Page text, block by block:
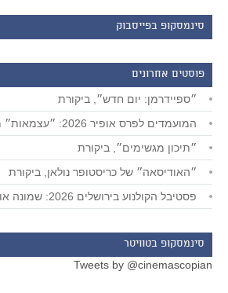
סינמסקופ בפייסבוק
פוסטים אחרונים
״ספיידרמן: יום חדש״, ביקורת
המועמדים לפרס אופיר 2026: ״עצמאות״ מוביל
״תיכון מגשימים״, ביקורת
״האודיסאה״ של כריסטופר נולאן, ביקורת
פסטיבל הקולנוע בירושלים 2026: שמונה או תשע המלצות
סינמסקופ בטוויטר
Tweets by @cinemascopian